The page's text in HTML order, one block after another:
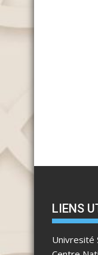
LIENS
Univresité